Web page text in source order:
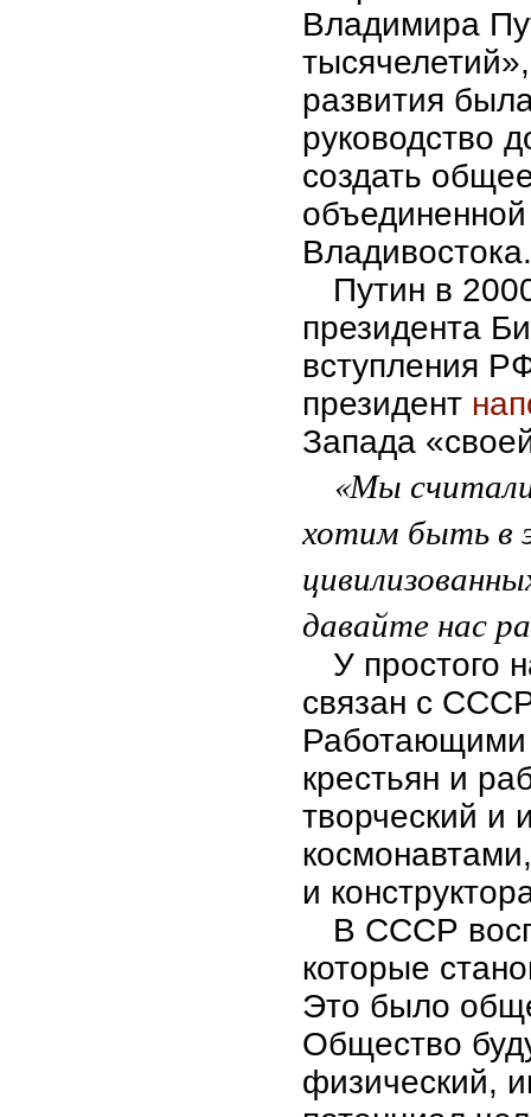
Владимира
развития
руководство
создать
Владивостока.
Путин в
президента
вступления
президент
Запада
«Мы
хотим быть в
давайте нас
У простого
связан с
Работающими
крестьян и
творческий и
и
В СССР
которые
Это было
Общество
физический,